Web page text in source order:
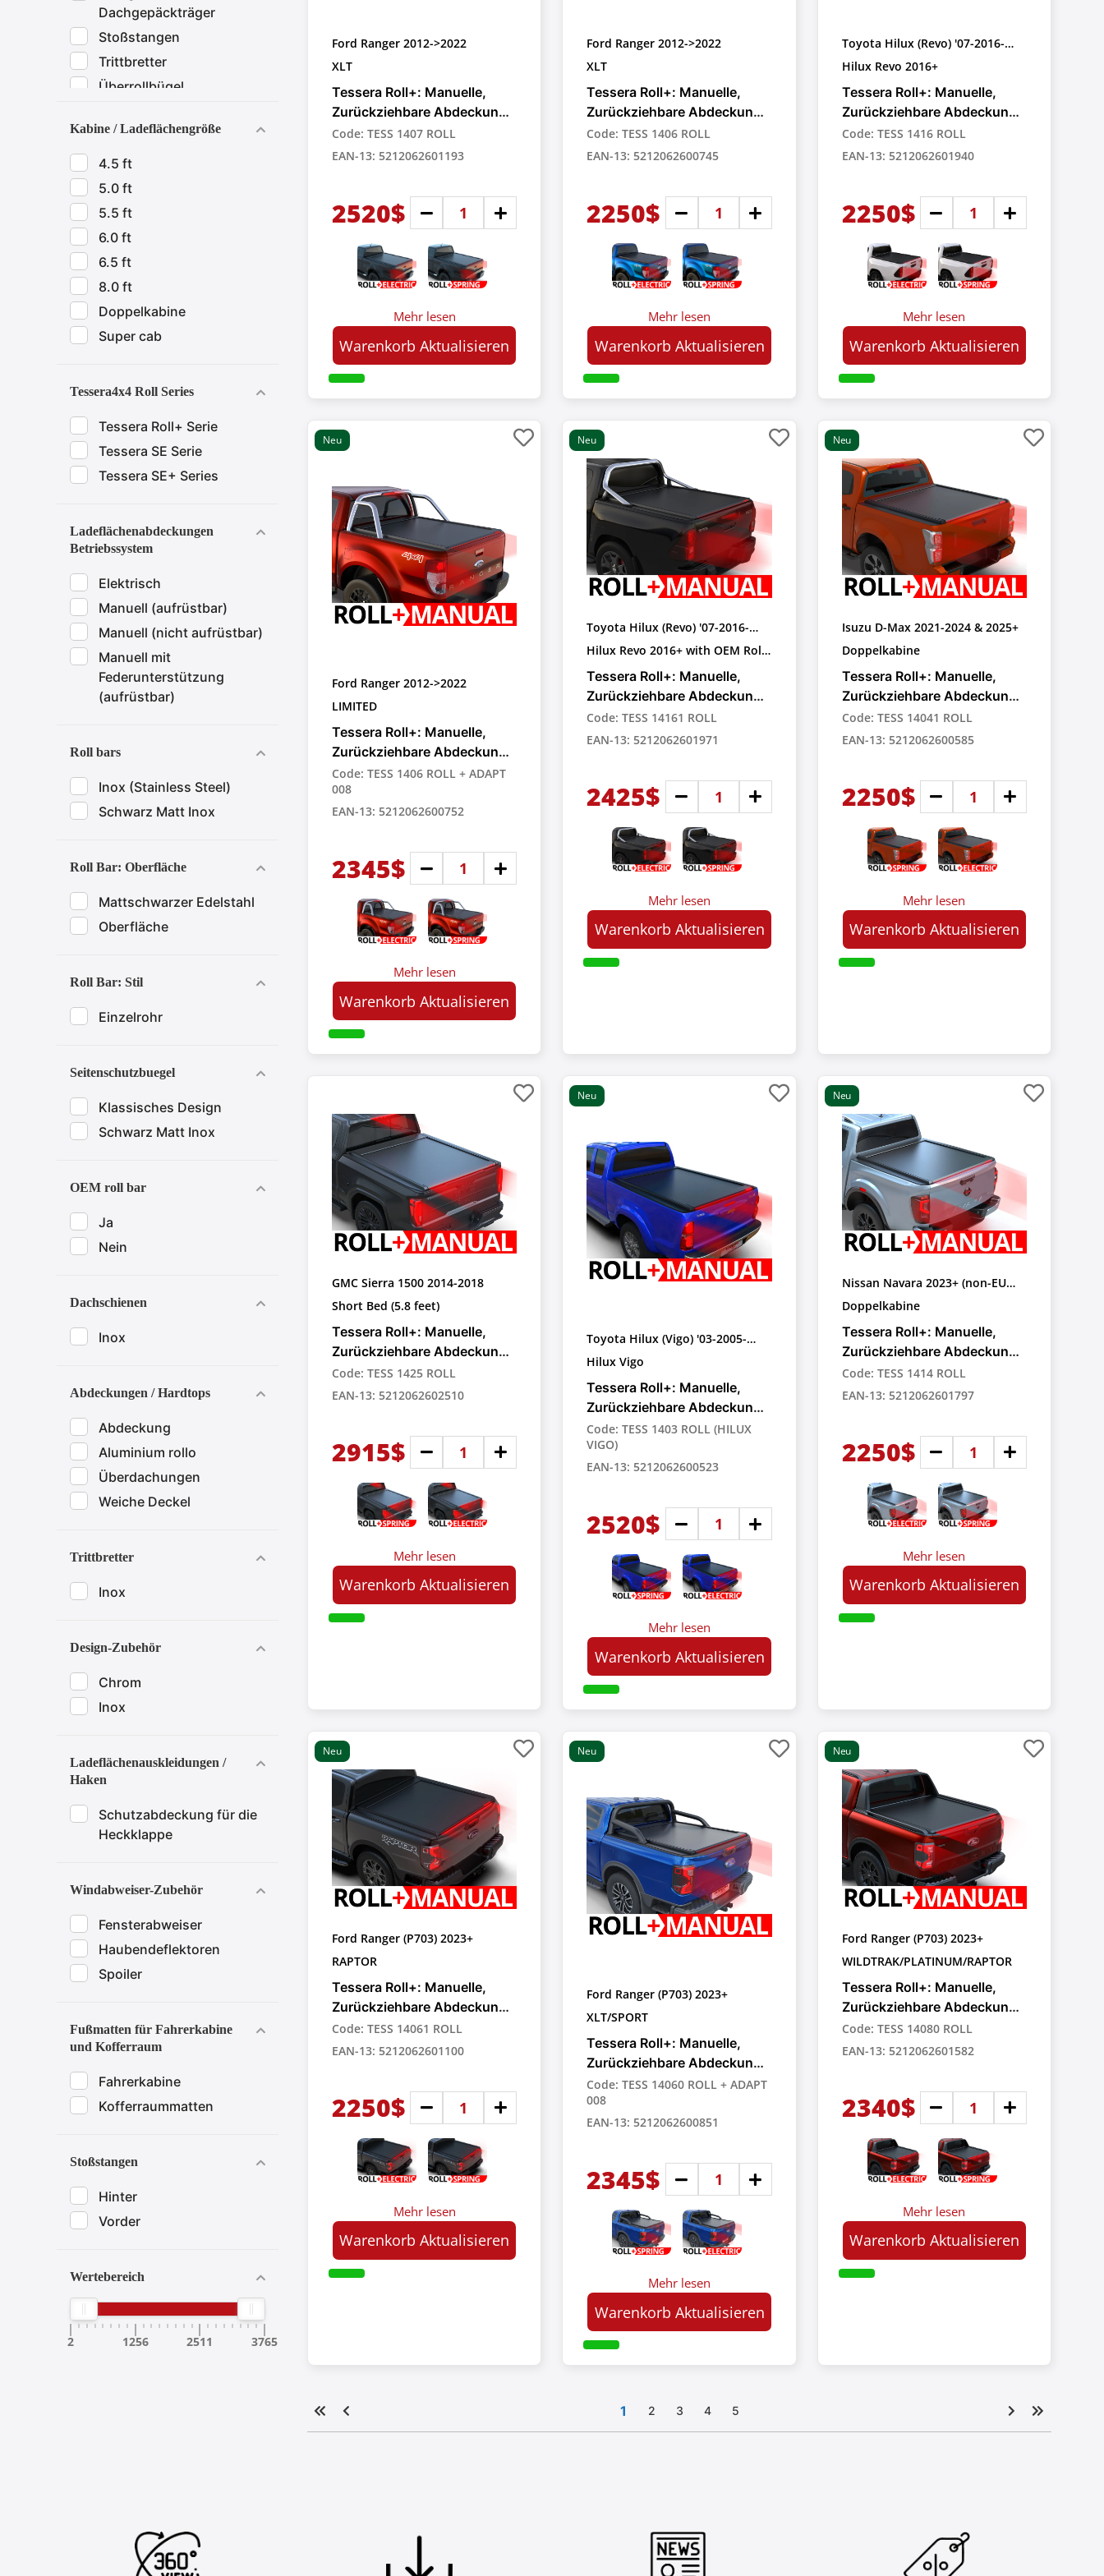
Dachgepäckträger
Stoßstangen
Trittbretter
Überrollbügel
Windzubehör
Zierleisten aus Chrom und
Edelstahl
Kabine / Ladeflächengröße
4.5 ft
5.0 ft
5.5 ft
6.0 ft
6.5 ft
8.0 ft
Doppelkabine
Super cab
Tessera4x4 Roll Series
Tessera Roll+ Serie
Tessera SE Serie
Tessera SE+ Series
Ladeflächenabdeckungen
Betriebssystem
Elektrisch
Manuell (aufrüstbar)
Manuell (nicht aufrüstbar)
Manuell mit
Federunterstützung
(aufrüstbar)
Roll bars
Inox (Stainless Steel)
Schwarz Matt Inox
Roll Bar: Oberfläche
Mattschwarzer Edelstahl
Oberfläche
Roll Bar: Stil
Einzelrohr
Seitenschutzbuegel
Klassisches Design
Schwarz Matt Inox
OEM roll bar
Ja
Nein
Dachschienen
Inox
Abdeckungen / Hardtops
Abdeckung
Aluminium rollo
Überdachungen
Weiche Deckel
Trittbretter
Inox
Design-Zubehör
Chrom
Inox
Ladeflächenauskleidungen /
Haken
Schutzabdeckung für die
Heckklappe
Windabweiser-Zubehör
Fensterabweiser
Haubendeflektoren
Spoiler
Fußmatten für Fahrerkabine
und Kofferraum
Fahrerkabine
Kofferraummatten
Stoßstangen
Hinter
Vorder
Wertebereich
2 1256 2511 3765
Ford Ranger 2012->2022
XLT
Tessera Roll+: Manuelle,
Zurückziehbare Abdeckung
für Pick-up-Trucks
Code: TESS 1407 ROLL
EAN-13: 5212062601193
2520$
Mehr lesen
Warenkorb Aktualisieren
Ford Ranger 2012->2022
XLT
Tessera Roll+: Manuelle,
Zurückziehbare Abdeckung
für Pick-up-Trucks
Code: TESS 1406 ROLL
EAN-13: 5212062600745
2250$
Mehr lesen
Warenkorb Aktualisieren
Toyota Hilux (Revo) '07-2016-
Hilux Revo 2016+
Tessera Roll+: Manuelle,
Zurückziehbare Abdeckung
für Pick-up-Trucks
Code: TESS 1416 ROLL
EAN-13: 5212062601940
2250$
Mehr lesen
Warenkorb Aktualisieren
Neu
Ford Ranger 2012->2022
LIMITED
Tessera Roll+: Manuelle,
Zurückziehbare Abdeckung
für Pick-up-Trucks
Code: TESS 1406 ROLL + ADAPT
008
EAN-13: 5212062600752
2345$
Mehr lesen
Warenkorb Aktualisieren
Neu
Toyota Hilux (Revo) '07-2016-
Hilux Revo 2016+ with OEM Roll
Tessera Roll+: Manuelle,
Zurückziehbare Abdeckung
für Pick-up-Trucks
Code: TESS 14161 ROLL
EAN-13: 5212062601971
2425$
Mehr lesen
Warenkorb Aktualisieren
Neu
Isuzu D-Max 2021-2024 & 2025+
Doppelkabine
Tessera Roll+: Manuelle,
Zurückziehbare Abdeckung
für Pick-up-Trucks
Code: TESS 14041 ROLL
EAN-13: 5212062600585
2250$
Mehr lesen
Warenkorb Aktualisieren
GMC Sierra 1500 2014-2018
Short Bed (5.8 feet)
Tessera Roll+: Manuelle,
Zurückziehbare Abdeckung
für Pick-up-Trucks
Code: TESS 1425 ROLL
EAN-13: 5212062602510
2915$
Mehr lesen
Warenkorb Aktualisieren
Neu
Toyota Hilux (Vigo) '03-2005-
Hilux Vigo
Tessera Roll+: Manuelle,
Zurückziehbare Abdeckung
für Pick-up-Trucks
Code: TESS 1403 ROLL (HILUX
VIGO)
EAN-13: 5212062600523
2520$
Mehr lesen
Warenkorb Aktualisieren
Neu
Nissan Navara 2023+ (non-EU
Doppelkabine
Tessera Roll+: Manuelle,
Zurückziehbare Abdeckung
für Pick-up-Trucks
Code: TESS 1414 ROLL
EAN-13: 5212062601797
2250$
Mehr lesen
Warenkorb Aktualisieren
Neu
Ford Ranger (P703) 2023+
RAPTOR
Tessera Roll+: Manuelle,
Zurückziehbare Abdeckung
für Pick-up-Trucks
Code: TESS 14061 ROLL
EAN-13: 5212062601100
2250$
Mehr lesen
Warenkorb Aktualisieren
Neu
Ford Ranger (P703) 2023+
XLT/SPORT
Tessera Roll+: Manuelle,
Zurückziehbare Abdeckung
für Pick-up-Trucks
Code: TESS 14060 ROLL + ADAPT
008
EAN-13: 5212062600851
2345$
Mehr lesen
Warenkorb Aktualisieren
Neu
Ford Ranger (P703) 2023+
WILDTRAK/PLATINUM/RAPTOR
Tessera Roll+: Manuelle,
Zurückziehbare Abdeckung
für Pick-up-Trucks
Code: TESS 14080 ROLL
EAN-13: 5212062601582
2340$
Mehr lesen
Warenkorb Aktualisieren
1 2 3 4 5